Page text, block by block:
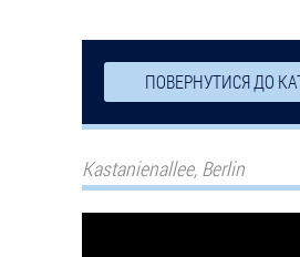
ПОВЕРНУТИСЯ ДО
Kastanienallee, Berlin